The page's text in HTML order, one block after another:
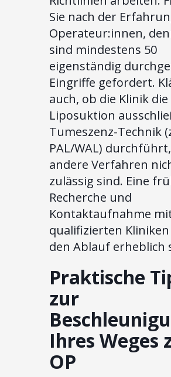
Sie nach der
Operateur:innen,
sind mindestens 50
eigenständig
Eingriffe gefordert.
auch, ob die Klinik die
Liposuktion
Tumeszenz-Technik
PAL/WAL)
andere Verfahren
zulässig sind. Eine
Recherche und
Kontaktaufnahme
qualifizierten
den Ablauf erheblich
Praktische
zur
Ihres Weges
OP